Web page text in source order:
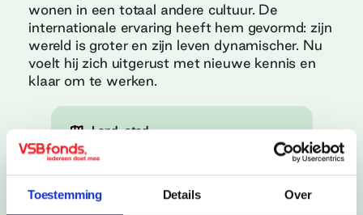
Toestemming Details Over
wonen in een totaal andere cultuur. De
internationale ervaring heeft hem gevormd: zijn
wereld is groter en zijn leven dynamischer. Nu
voelt hij zich uitgerust met nieuwe kennis en
klaar om te werken.
Land, stad
Buitenlandse activiteit
MA Public Policy & Management